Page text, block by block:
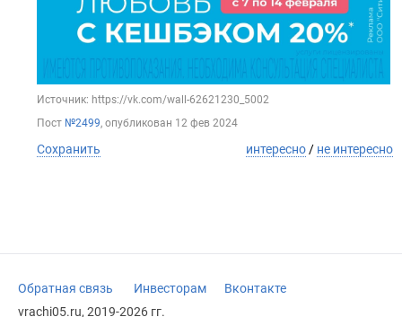
Источник: https://vk.com/wall-62621230_5002
Пост №2499, опубликован 12 фев 2024
Сохранить интересно / не интересно
Обратная связь Инвесторам
Вконтакте
vrachi05.ru, 2019-2026 гг.